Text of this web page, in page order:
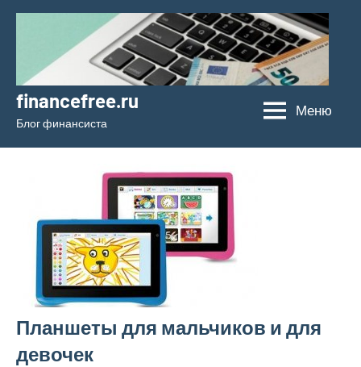
Перейти
содержимому
financefree.ru
Блог финансиста
Меню
Планшеты для мальчиков и для
девочек